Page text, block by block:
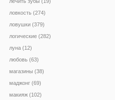
ловкость (274)
ловушки (379)
логические (282)
луна (12)
любовь (63)
магазины (38)
маджонг (69)
макияж (102)